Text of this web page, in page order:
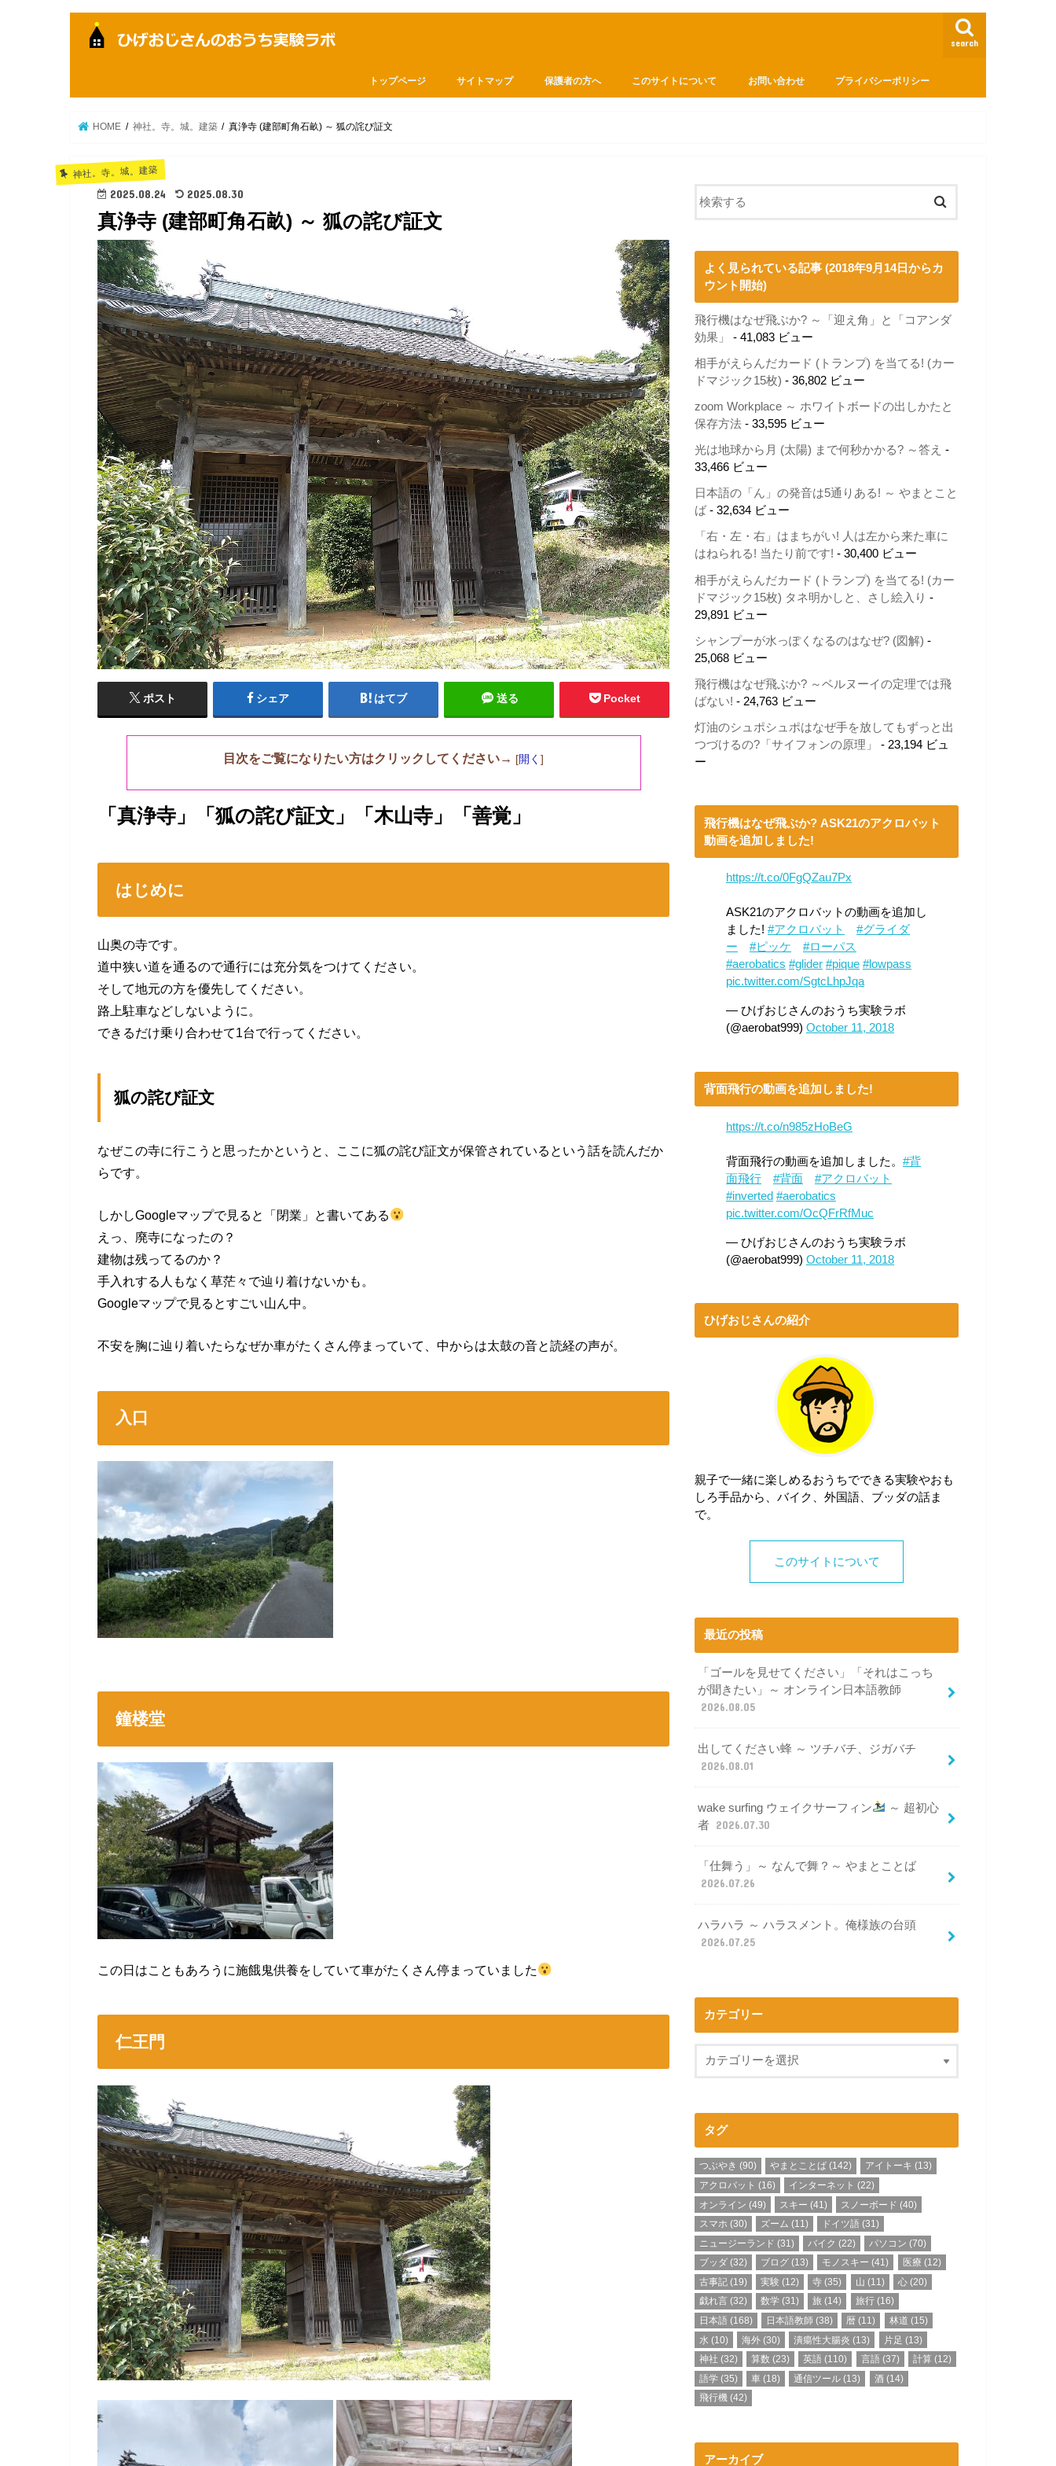
search
トップページ サイトマップ 保護者の方へ このサイトについて お問い合わせ プライバシーポリシー
HOME 神社。寺。城。建築 真浄寺 (建部町角石畝) ～ 狐の詫び証文
神社。寺。城。建築
2025.08.24 2025.08.30
真浄寺 (建部町角石畝) ～ 狐の詫び証文
ポスト シェア はてブ 送る Pocket
目次をご覧になりたい方はクリックしてください→ [開く ]
「真浄寺」「狐の詫び証文」「木山寺」「善覚」
はじめに
山奥の寺です。
道中狭い道を通るので通行には充分気をつけてください。
そして地元の方を優先してください。
路上駐車などしないように。
できるだけ乗り合わせて1台で行ってください。
狐の詫び証文
なぜこの寺に行こうと思ったかというと、ここに狐の詫び証文が保管されているという話を読んだか
らです。
しかしGoogleマップで見ると「閉業」と書いてある
えっ、廃寺になったの？
建物は残ってるのか？
手入れする人もなく草茫々で辿り着けないかも。
Googleマップで見るとすごい山ん中。
不安を胸に辿り着いたらなぜか車がたくさん停まっていて、中からは太鼓の音と読経の声が。
入口
鐘楼堂
この日はこともあろうに施餓鬼供養をしていて車がたくさん停まっていました
仁王門
よく見られている記事 (2018年9月14日からカ
ウント開始)
飛行機はなぜ飛ぶか? ～「迎え角」と「コアンダ
効果」
- 41,083 ビュー
相手がえらんだカード (トランプ) を当てる! (カー
ドマジック15枚) - 36,802 ビュー
zoom Workplace ～ ホワイトボードの出しかたと
保存方法 - 33,595 ビュー
光は地球から月 (太陽) まで何秒かかる? ～答え -
33,466 ビュー
日本語の「ん」の発音は5通りある! ～ やまとこと
ば - 32,634 ビュー
「右・左・右」はまちがい! 人は左から来た車に
はねられる! 当たり前です! - 30,400 ビュー
相手がえらんだカード (トランプ) を当てる! (カー
ドマジック15枚) タネ明かしと、さし絵入り -
29,891 ビュー
シャンプーが水っぽくなるのはなぜ? (図解) -
25,068 ビュー
飛行機はなぜ飛ぶか? ～ベルヌーイの定理では飛
ばない! - 24,763 ビュー
灯油のシュポシュポはなぜ手を放してもずっと出
つづけるの?「サイフォンの原理」
- 23,194 ビュ
ー
飛行機はなぜ飛ぶか? ASK21のアクロバット
動画を追加しました!
https://t.co/0FgQZau7Px
ASK21のアクロバットの動画を追加し
ました! #アクロバット
#グライダ
ー
#ピッケ
#ローパス
#aerobatics #glider #pique #lowpass
pic.twitter.com/SgtcLhpJqa
— ひげおじさんのおうち実験ラボ
(@aerobat999) October 11, 2018
背面飛行の動画を追加しました!
https://t.co/n985zHoBeG
背面飛行の動画を追加しました。 #背
面飛行
#背面
#アクロバット
#inverted #aerobatics
pic.twitter.com/OcQFrRfMuc
— ひげおじさんのおうち実験ラボ
(@aerobat999) October 11, 2018
ひげおじさんの紹介
親子で一緒に楽しめるおうちでできる実験やおも
しろ手品から、バイク、外国語、ブッダの話ま
で。
このサイトについて
最近の投稿
「ゴールを見せてください」「それはこっち
が聞きたい」～ オンライン日本語教師
2026.08.05
出してください蜂 ～ ツチバチ、ジガバチ
2026.08.01
wake surfing ウェイクサーフィン
～ 超初心
者 2026.07.30
「仕舞う」～ なんで舞？～ やまとことば
2026.07.26
ハラハラ ～ ハラスメント。俺様族の台頭
2026.07.25
カテゴリー
タグ
つぶやき (90) やまとことば (142) アイトーキ (13)
アクロバット (16) インターネット (22)
オンライン (49) スキー (41) スノーボード (40)
スマホ (30) ズーム (11) ドイツ語 (31)
ニュージーランド (31) バイク (22) パソコン (70)
ブッダ (32) ブログ (13) モノスキー (41) 医療 (12)
古事記 (19) 実験 (12) 寺 (35) 山 (11) 心(20)
戯れ言 (32) 数学 (31) 旅 (14) 旅行(16)
日本語 (168) 日本語教師 (38) 暦 (11) 林道 (15)
水 (10) 海外 (30) 潰瘍性大腸炎 (13) 片足 (13)
神社 (32) 算数 (23) 英語 (110) 言語 (37) 計算 (12)
語学 (35) 車 (18) 通信ツール (13) 酒(14)
飛行機 (42)
アーカイブ